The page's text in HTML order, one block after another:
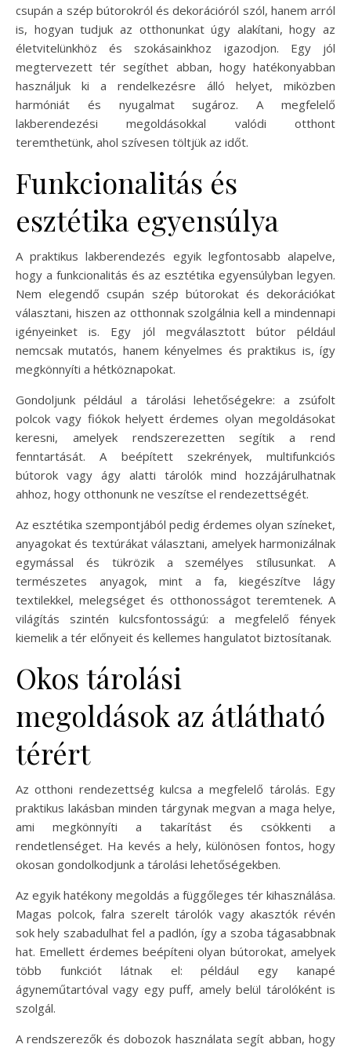
csupán a szép bútorokról és dekorációról szól, hanem arról
is, hogyan tudjuk az otthonunkat úgy alakítani, hogy az
életvitelünkhöz és szokásainkhoz igazodjon. Egy jól
megtervezett tér segíthet abban, hogy hatékonyabban
használjuk ki a rendelkezésre álló helyet, miközben
harmóniát és nyugalmat sugároz. A megfelelő
lakberendezési megoldásokkal valódi otthont
teremthetünk, ahol szívesen töltjük az időt.
Funkcionalitás és
esztétika egyensúlya
A praktikus lakberendezés egyik legfontosabb alapelve,
hogy a funkcionalitás és az esztétika egyensúlyban legyen.
Nem elegendő csupán szép bútorokat és dekorációkat
választani, hiszen az otthonnak szolgálnia kell a mindennapi
igényeinket is. Egy jól megválasztott bútor például
nemcsak mutatós, hanem kényelmes és praktikus is, így
megkönnyíti a hétköznapokat.
Gondoljunk például a tárolási lehetőségekre: a zsúfolt
polcok vagy fiókok helyett érdemes olyan megoldásokat
keresni, amelyek rendszerezetten segítik a rend
fenntartását. A beépített szekrények, multifunkciós
bútorok vagy ágy alatti tárolók mind hozzájárulhatnak
ahhoz, hogy otthonunk ne veszítse el rendezettségét.
Az esztétika szempontjából pedig érdemes olyan színeket,
anyagokat és textúrákat választani, amelyek harmonizálnak
egymással és tükrözik a személyes stílusunkat. A
természetes anyagok, mint a fa, kiegészítve lágy
textilekkel, melegséget és otthonosságot teremtenek. A
világítás szintén kulcsfontosságú: a megfelelő fények
kiemelik a tér előnyeit és kellemes hangulatot biztosítanak.
Okos tárolási
megoldások az átlátható
térért
Az otthoni rendezettség kulcsa a megfelelő tárolás. Egy
praktikus lakásban minden tárgynak megvan a maga helye,
ami megkönnyíti a takarítást és csökkenti a
rendetlenséget. Ha kevés a hely, különösen fontos, hogy
okosan gondolkodjunk a tárolási lehetőségekben.
Az egyik hatékony megoldás a függőleges tér kihasználása.
Magas polcok, falra szerelt tárolók vagy akasztók révén
sok hely szabadulhat fel a padlón, így a szoba tágasabbnak
hat. Emellett érdemes beépíteni olyan bútorokat, amelyek
több funkciót látnak el: például egy kanapé
ágyneműtartóval vagy egy puff, amely belül tárolóként is
szolgál.
A rendszerezők és dobozok használata segít abban, hogy